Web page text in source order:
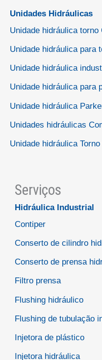
Unidades Hidráulicas
Unidade hidráulica
Unidade hidráulica para
Unidade hidráulica
Unidade hidráulica para
Unidade hidráulica
Unidades hidráulicas
Unidade hidráulica
Serviços
Hidráulica Industrial
Contiper
Conserto de cilindro
Conserto de prensa
Filtro prensa
Flushing hidráulico
Flushing de tubulação
Injetora de plástico
Injetora hidráulica